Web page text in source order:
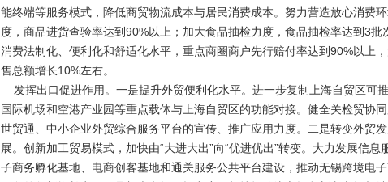
能终端等服务模式，降低商贸物流成本与居民消费成本。努力营造放心消费
度，商品进货查验率达到90%以上；加大食品抽检力度，食品抽检率达到3
消费法制化、便利化和舒适化水平，重点商圈商户先行赔付率达到90%以上
售总额增长10%左右。
发挥出口促进作用。一是提升外贸便利化水平。进一步复制上海自贸区可
国际机场和空港产业园等重点载体与上海自贸区的功能对接。健全关检贸协
世贸通、中小企业外贸综合服务平台的宣传、推广应用力度。二是转变外贸
展。创新加工贸易模式，加快由“大进大出”向“优进优出”转变。大力发展信
子商务孵化基地、电商创客基地和通关服务公共平台建设，推动无锡跨境电